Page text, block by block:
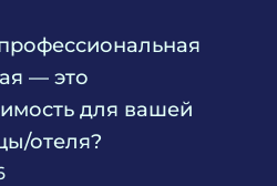
— это
для вашей
отеля?